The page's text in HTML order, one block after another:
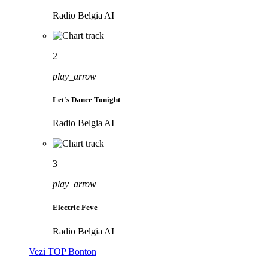
Radio Belgia AI
2
play_arrow
Let's Dance Tonight
Radio Belgia AI
3
play_arrow
Electric Feve
Radio Belgia AI
Vezi TOP Bonton